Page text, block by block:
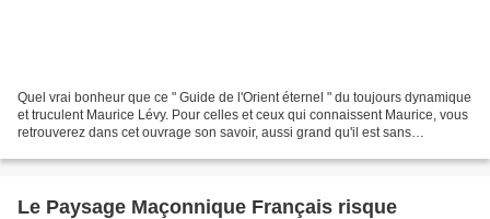
Quel vrai bonheur que ce " Guide de l'Orient éternel " du toujours dynamique
et truculent Maurice Lévy. Pour celles et ceux qui connaissent Maurice, vous
retrouverez dans cet ouvrage son savoir, aussi grand qu'il est sans
Le Paysage Maçonnique Français risque